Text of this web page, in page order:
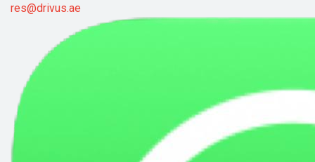
res@drivus.ae